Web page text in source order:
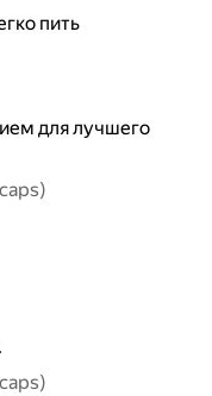
пить
для лучшего